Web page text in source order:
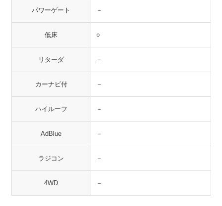
パワーゲート －
低床 ○
リターダ －
カーナビ付 －
ハイルーフ －
AdBlue －
ラジコン －
4WD －